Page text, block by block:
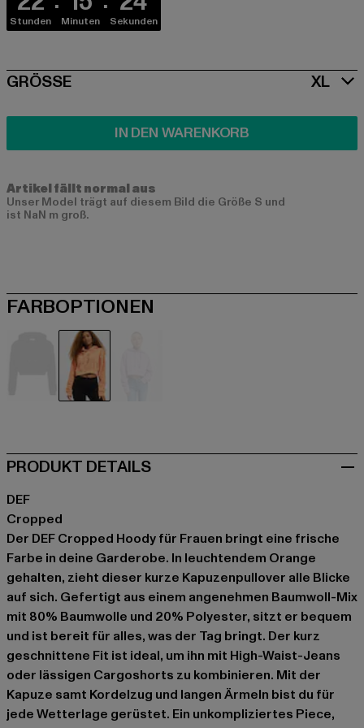
Stunden Minuten Sekunden
SIZE
GRÖSSE XL
IN DEN WARENKORB
Artikel fällt normal aus
Unser Model trägt auf diesem Bild die Größe S und
ist NaN m groß.
FARBOPTIONEN
PRODUKT DETAILS
DEF
Cropped
Der DEF Cropped Hoody für Frauen bringt eine frische
Farbe in deine Garderobe. In leuchtendem Orange
gehalten, zieht dieser kurze Kapuzenpullover alle Blicke
auf sich. Gefertigt aus einem angenehmen Baumwoll-Mix
mit 80% Baumwolle und 20% Polyester, sitzt er bequem
und ist bereit für alles, was der Tag bringt. Der kurz
geschnittene Fit ist ideal, um ihn mit High-Waist-Jeans
oder lässigen Cargoshorts zu kombinieren. Mit der
Kapuze samt Kordelzug und langen Ärmeln bist du für
jede Wetterlage gerüstet. Ein unkompliziertes Piece,